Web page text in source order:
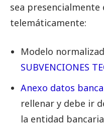
sea presencialmente
telemáticamente:
Modelo
SUBVENCIONES
Anexo datos
rellenar y debe ir
la entidad